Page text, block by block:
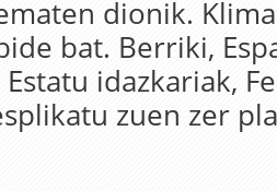
dionik.
bat. Berriki,
idazkariak,
zuen zer